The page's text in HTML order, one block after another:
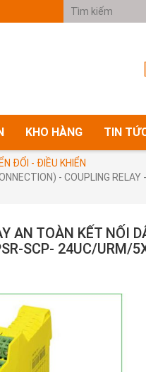
KHO HÀNG TIN
ĐỔI - ĐIỀU KHIỂN
- COUPLING
AN TOÀN KẾT NỐI
SCP- 24UC/